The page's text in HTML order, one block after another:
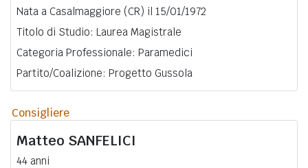
Nata a Casalmaggiore (CR) il 15/01/1972
Titolo di Studio: Laurea Magistrale
Categoria Professionale: Paramedici
Partito/Coalizione: Progetto Gussola
Consigliere
Matteo SANFELICI
44 anni